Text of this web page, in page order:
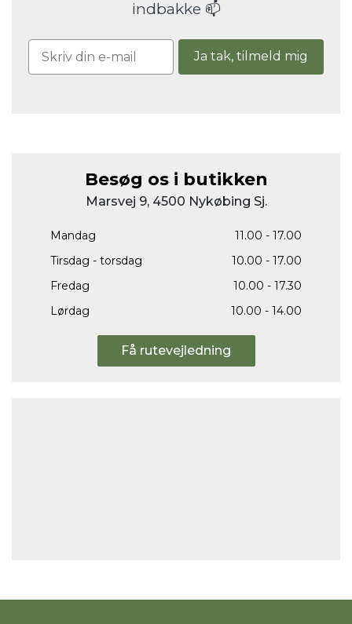
indbakke 📫
Ja tak, tilmeld mig
Besøg os i butikken
Marsvej 9, 4500 Nykøbing Sj.
Mandag
11.00 - 17.00
Tirsdag - torsdag
10.00 - 17.00
Fredag
10.00 - 17.30
Lørdag
10.00 - 14.00
Få rutevejledning